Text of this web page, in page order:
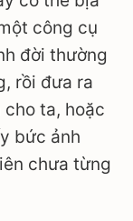
công cụ
đời thường
rồi đưa ra
ta, hoặc
bức ảnh
chưa từng